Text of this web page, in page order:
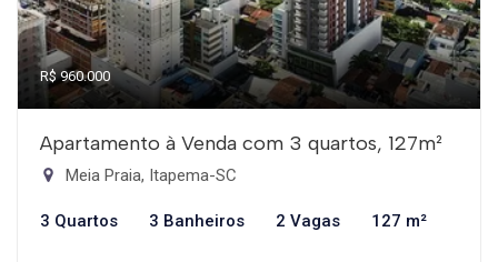
R$ 960.000
Apartamento à Venda com 3 quartos, 127m²
Meia Praia, Itapema-SC
3 Quartos 3 Banheiros 2 Vagas 127 m²